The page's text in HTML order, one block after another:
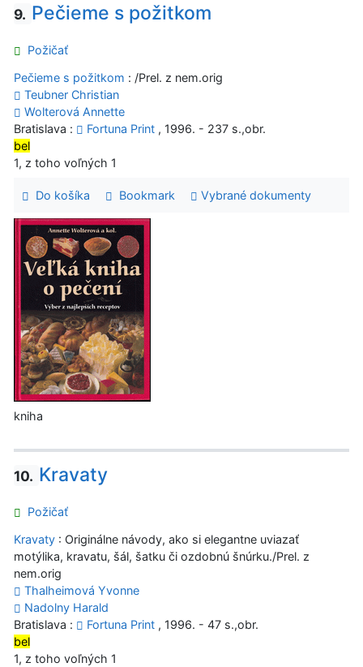
9. Pečieme s požitkom
Požičať
Pečieme s požitkom : /Prel. z nem.orig
Teubner Christian
Wolterová Annette
Bratislava :
Fortuna Print , 1996. - 237 s.,obr.
bel
1, z toho voľných 1
Do košíka Bookmark Vybrané dokumenty
kniha
10. Kravaty
Požičať
Kravaty : Originálne návody, ako si elegantne uviazať
motýlika, kravatu, šál, šatku či ozdobnú šnúrku./Prel. z
nem.orig
Thalheimová Yvonne
Nadolny Harald
Bratislava :
Fortuna Print , 1996. - 47 s.,obr.
bel
1, z toho voľných 1